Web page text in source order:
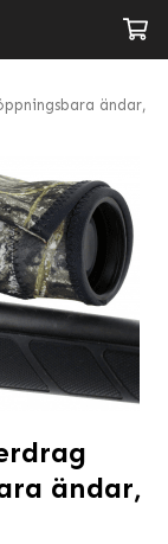
ändar,
ändar,